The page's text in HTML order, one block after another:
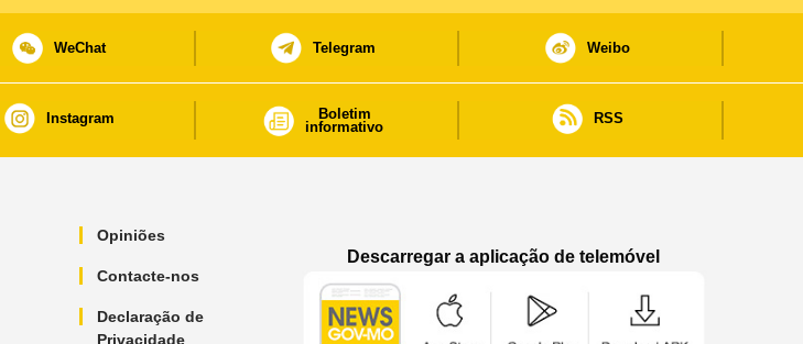
WeChat Telegram Weibo
Instagram
Boletim
informativo
RSS
Opiniões
Contacte-nos
Declaração de
Privacidade
Descarregar a aplicação de telemóvel